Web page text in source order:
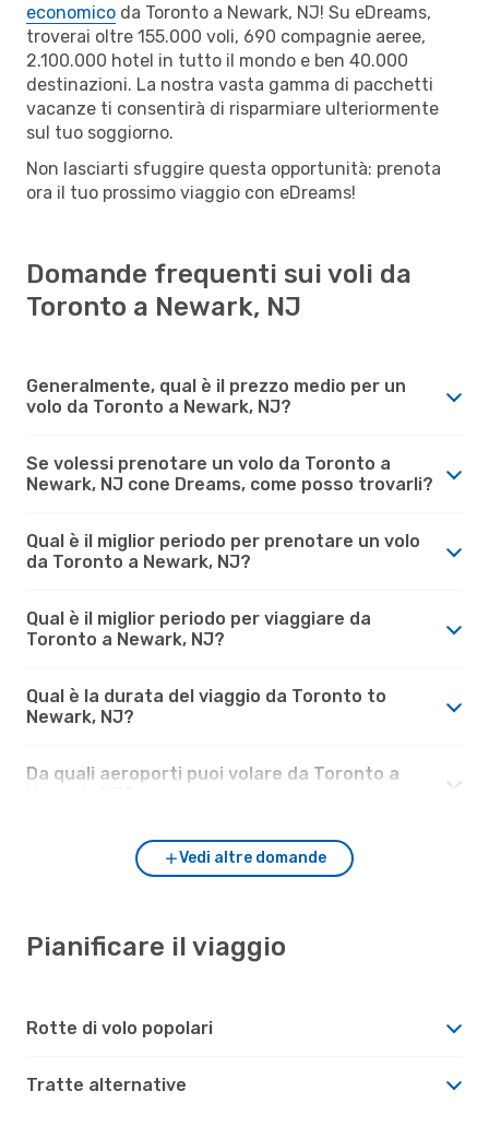
economico da Toronto a Newark, NJ! Su eDreams,
troverai oltre 155.000 voli, 690 compagnie aeree,
2.100.000 hotel in tutto il mondo e ben 40.000
destinazioni. La nostra vasta gamma di pacchetti
vacanze ti consentirà di risparmiare ulteriormente
sul tuo soggiorno.
Non lasciarti sfuggire questa opportunità: prenota
ora il tuo prossimo viaggio con eDreams!
Domande frequenti sui voli da
Toronto a Newark, NJ
Generalmente, qual è il prezzo medio per un
volo da Toronto a Newark, NJ?
Se volessi prenotare un volo da Toronto a
Newark, NJ cone Dreams, come posso trovarli?
Qual è il miglior periodo per prenotare un volo
da Toronto a Newark, NJ?
Qual è il miglior periodo per viaggiare da
Toronto a Newark, NJ?
Qual è la durata del viaggio da Toronto to
Newark, NJ?
Da quali aeroporti puoi volare da Toronto a
Vedi altre domande
Pianificare il viaggio
Rotte di volo popolari
Tratte alternative